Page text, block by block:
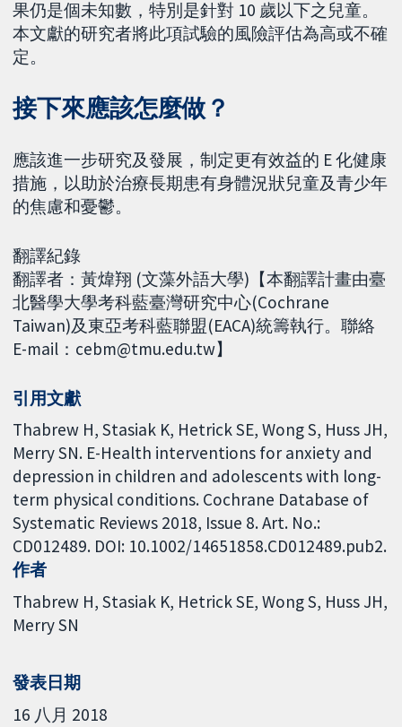
果仍是個未知數，特別是針對 10 歲以下之兒童。
本文獻的研究者將此項試驗的風險評估為高或不確
定。
接下來應該怎麼做？
應該進一步研究及發展，制定更有效益的 E 化健康
措施，以助於治療長期患有身體況狀兒童及青少年
的焦慮和憂鬱。
翻譯紀錄
翻譯者：黃煒翔 (文藻外語大學)【本翻譯計畫由臺
北醫學大學考科藍臺灣研究中心(Cochrane
Taiwan)及東亞考科藍聯盟(EACA)統籌執行。聯絡
E-mail：cebm@tmu.edu.tw】
引用文獻
Thabrew H, Stasiak K, Hetrick SE, Wong S, Huss JH,
Merry SN. E-Health interventions for anxiety and
depression in children and adolescents with long-
term physical conditions. Cochrane Database of
Systematic Reviews 2018, Issue 8. Art. No.:
CD012489. DOI: 10.1002/14651858.CD012489.pub2.
作者
Thabrew H Stasiak K Hetrick SE Wong S Huss JH
Merry SN
發表日期
16 八月 2018